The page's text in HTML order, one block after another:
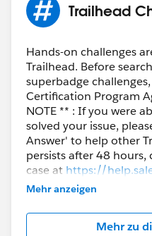
Trailhead
Hands-on challenges
Trailhead. Before
superbadge
Certification Program
NOTE ** : If you were
solved your issue,
Answer' to help other
persists after 48 hours,
case at https://
further assistance.
Mehr anzeigen
Mehr zu